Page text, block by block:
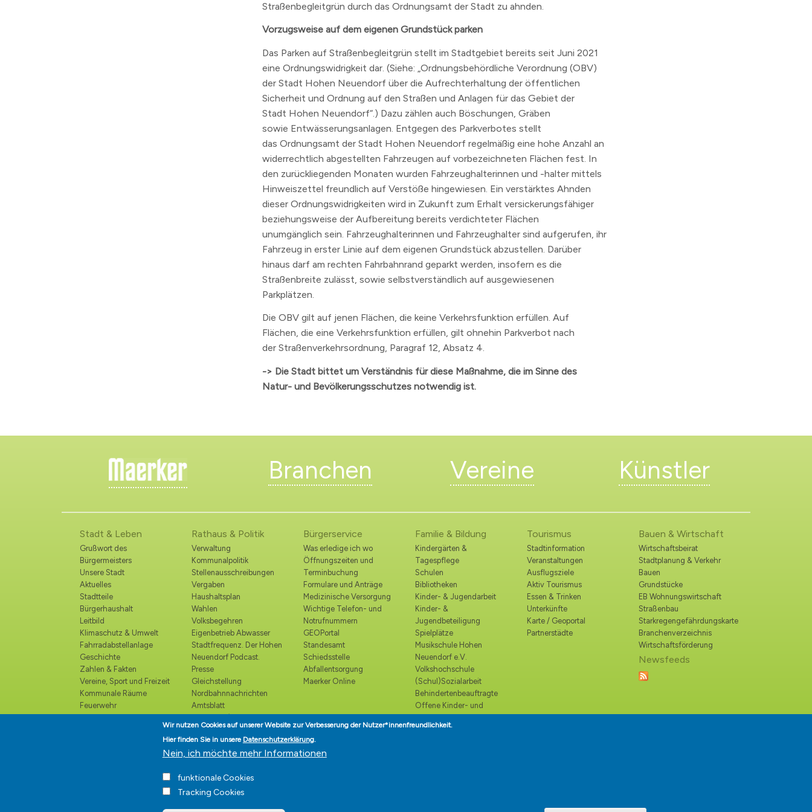
Straßenbegleitgrün durch das Ordnungsamt der Stadt zu ahnden.
Vorzugsweise auf dem eigenen Grundstück parken
Das Parken auf Straßenbegleitgrün stellt im Stadtgebiet bereits seit Juni 2021
eine Ordnungswidrigkeit dar. (Siehe: „Ordnungsbehördliche Verordnung (OBV)
der Stadt Hohen Neuendorf über die Aufrechterhaltung der öffentlichen
Sicherheit und Ordnung auf den Straßen und Anlagen für das Gebiet der
Stadt Hohen Neuendorf“.) Dazu zählen auch Böschungen, Gräben
sowie Entwässerungsanlagen. Entgegen des Parkverbotes stellt
das Ordnungsamt der Stadt Hohen Neuendorf regelmäßig eine hohe Anzahl an
widerrechtlich abgestellten Fahrzeugen auf vorbezeichneten Flächen fest. In
den zurückliegenden Monaten wurden Fahrzeughalterinnen und -halter mittels
Hinweiszettel freundlich auf Verstöße hingewiesen. Ein verstärktes Ahnden
dieser Ordnungswidrigkeiten wird in Zukunft zum Erhalt versickerungsfähiger
beziehungsweise der Aufbereitung bereits verdichteter Flächen
unumgänglich sein. Fahrzeughalterinnen und Fahrzeughalter sind aufgerufen, ihr
Fahrzeug in erster Linie auf dem eigenen Grundstück abzustellen. Darüber
hinaus darf am rechten Fahrbahnrand geparkt werden, insofern es die
Straßenbreite zulässt, sowie selbstverständlich auf ausgewiesenen
Parkplätzen.
Die OBV gilt auf jenen Flächen, die keine Verkehrsfunktion erfüllen. Auf
Flächen, die eine Verkehrsfunktion erfüllen, gilt ohnehin Parkverbot nach
der Straßenverkehrsordnung, Paragraf 12, Absatz 4.
-> Die Stadt bittet um Verständnis für diese Maßnahme, die im Sinne des
Natur- und Bevölkerungsschutzes notwendig ist.
Branchen Vereine Künstler
Stadt & Leben
Grußwort des
Bürgermeisters
Unsere Stadt
Aktuelles
Stadtteile
Bürgerhaushalt
Leitbild
Klimaschutz & Umwelt
Fahrradabstellanlage
Geschichte
Zahlen & Fakten
Vereine, Sport und Freizeit
Kommunale Räume
Feuerwehr
Rathaus & Politik
Verwaltung
Kommunalpolitik
Stellenausschreibungen
Vergaben
Haushaltsplan
Wahlen
Volksbegehren
Eigenbetrieb Abwasser
Stadtfrequenz. Der Hohen
Neuendorf Podcast.
Presse
Gleichstellung
Nordbahnnachrichten
Amtsblatt
Bekanntmachungen
Ehrenbürger
Bürgerservice
Was erledige ich wo
Öffnungszeiten und
Terminbuchung
Formulare und Anträge
Medizinische Versorgung
Wichtige Telefon- und
Notrufnummern
GEOPortal
Standesamt
Schiedsstelle
Abfallentsorgung
Maerker Online
Familie & Bildung
Kindergärten &
Tagespflege
Schulen
Bibliotheken
Kinder- & Jugendarbeit
Kinder- &
Jugendbeteiligung
Spielplätze
Musikschule Hohen
Neuendorf e.V.
Volkshochschule
(Schul)Sozialarbeit
Behindertenbeauftragte
Offene Kinder- und
Seniorenbeirat
Tourismus
Stadtinformation
Veranstaltungen
Ausflugsziele
Aktiv Tourismus
Essen & Trinken
Unterkünfte
Karte / Geoportal
Partnerstädte
Bauen & Wirtschaft
Wirtschaftsbeirat
Stadtplanung & Verkehr
Bauen
Grundstücke
EB Wohnungswirtschaft
Straßenbau
Starkregengefährdungskarte
Branchenverzeichnis
Wirtschaftsförderung
Newsfeeds
Wir nutzen Cookies auf unserer Website zur Verbesserung der Nutzer*innenfreundlichkeit.
Hier finden Sie in unsere Datenschutzerklärung.
Nein, ich möchte mehr Informationen
funktionale Cookies
Tracking Cookies